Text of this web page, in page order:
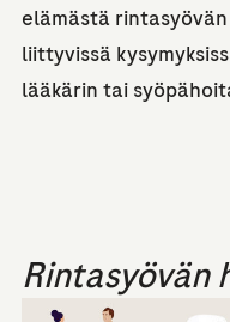
elämästä
liittyvissä
lääkärin tai